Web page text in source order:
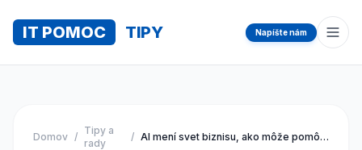
IT POMOC TIPY Napíšte nám
Domov /
Tipy a
rady
/ AI mení svet biznisu, ako môže pomôcť aj vašej firme